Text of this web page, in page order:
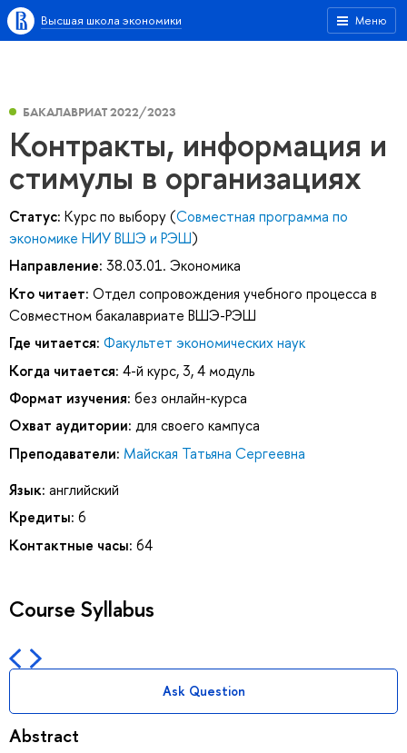
Меню
Высшая школа экономики
БАКАЛАВРИАТ 2022/2023
Контракты, информация и
стимулы в организациях
Статус: Курс по выбору (Совместная программа по
экономике НИУ ВШЭ и РЭШ)
Направление: 38.03.01. Экономика
Кто читает: Отдел сопровождения учебного процесса в
Совместном бакалавриате ВШЭ-РЭШ
Где читается: Факультет экономических наук
Когда читается: 4-й курс, 3, 4 модуль
Формат изучения: без онлайн-курса
Охват аудитории: для своего кампуса
Преподаватели: Майская Татьяна Сергеевна
Язык: английский
Кредиты: 6
Контактные часы: 64
Course Syllabus
Ask Question
Abstract